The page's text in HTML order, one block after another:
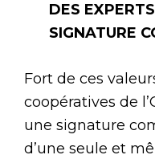
DES
SIGNATURE
Fort de ces
coopératives de
une signature
d’une seule et